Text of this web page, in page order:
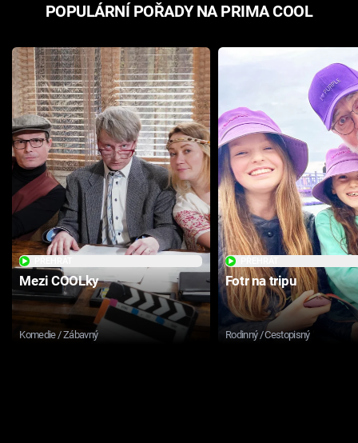
POPULÁRNÍ POŘADY NA PRIMA COOL
Mezi COOLky
Komedie / Zábavný
Fotr na tripu
Rodinný / Cestopisný